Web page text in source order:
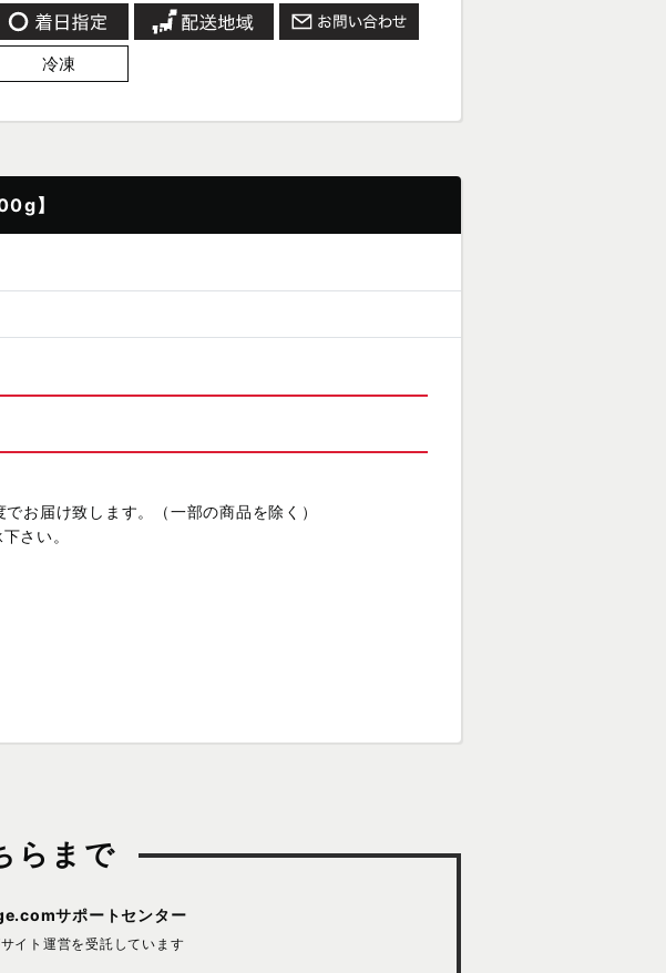
冷凍
】
お届け致します。（一部の商品を除く）
さい。
らまで
サポートセンター
サイト運営を受託しています